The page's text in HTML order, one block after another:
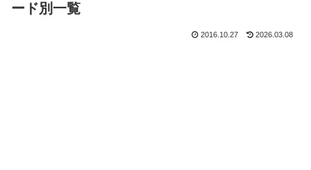
ード別一覧
2016.10.27 2026.03.08